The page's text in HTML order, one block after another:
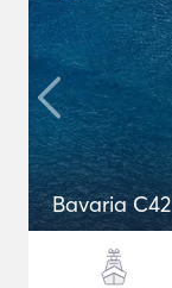
Bavaria C42